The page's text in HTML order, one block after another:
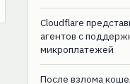
Cloudflare
агентов с
микроплатежей
После взлома